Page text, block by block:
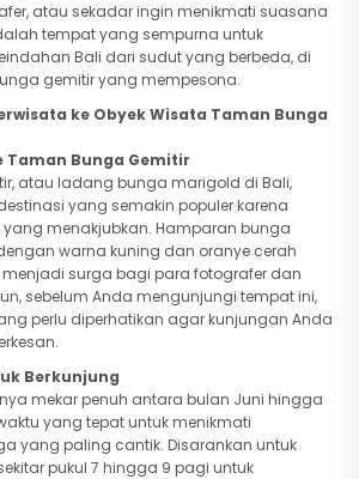
atau sekadar ingin menikmati suasana
tempat yang sempurna untuk
Bali dari sudut yang berbeda, di
gemitir yang mempesona.
ke Obyek Wisata Taman Bunga
Taman Bunga Gemitir
atau ladang bunga marigold di Bali,
yang semakin populer karena
menakjubkan. Hamparan bunga
warna kuning dan oranye cerah
surga bagi para fotografer dan
sebelum Anda mengunjungi tempat ini,
perlu diperhatikan agar kunjungan Anda
Berkunjung
mekar penuh antara bulan Juni hingga
yang tepat untuk menikmati
yang paling cantik. Disarankan untuk
pukul 7 hingga 9 pagi untuk